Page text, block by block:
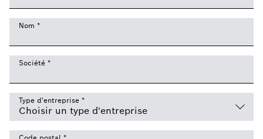
Nom *
Société *
Type d'entreprise *